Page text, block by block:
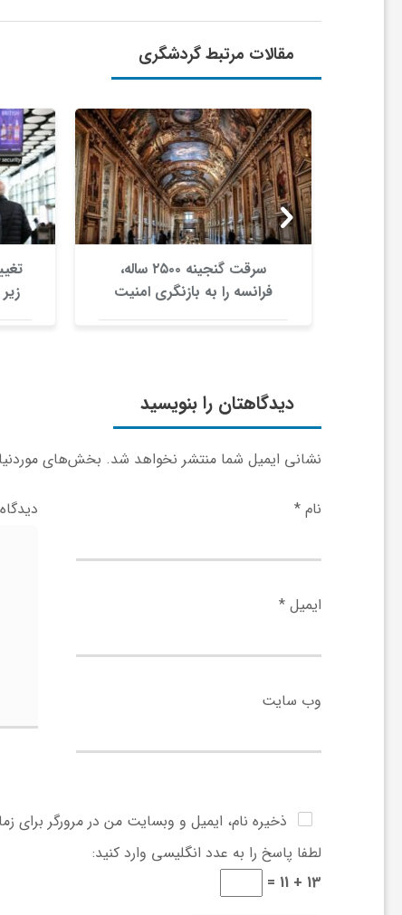
مقالات مرتبط گردشگری
سرقت گنجینه ۲۵۰۰ ساله،
فرانسه را به بازنگری امنیت
موزه‌ها واداشت/ ارائه طرح ۳۳
دیدگاهتان را بنویسید
نشانی ایمیل شما منتشر نخواهد شد. بخش‌های
نام *
ایمیل *
وب‌ سایت
ذخیره نام، ایمیل و وبسایت من در مرورگر برای
لطفا پاسخ را به عدد انگلیسی وارد کنید:
13 + 11 =